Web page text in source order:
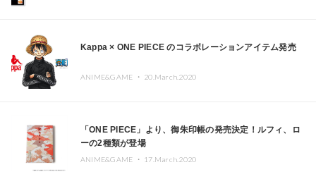
Kappa × ONE PIECE のコラボレーションアイテム発売
ANIME&GAME ・ 20.March.2020
「ONE PIECE」より、御朱印帳の発売決定！ルフィ、ロ
ーの2種類が登場
ANIME&GAME ・ 17.March.2020